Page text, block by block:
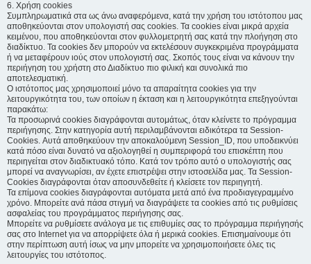
6. Χρήση cookies
Συμπληρωματικά στα ως άνω αναφερόμενα, κατά την χρήση του ιστότοπου μας
αποθηκεύονται στον υπολογιστή σας cookies. Τα cookies είναι μικρά αρχεία
κειμένου, που αποθηκεύονται στον φυλλομετρητή σας κατά την πλοήγηση στο
διαδίκτυο. Τα cookies δεν μπορούν να εκτελέσουν συγκεκριμένα προγράμματα
ή να μεταφέρουν ιούς στον υπολογιστή σας. Σκοπός τους είναι να κάνουν την
περιήγηση του χρήστη στο Διαδίκτυο πιο φιλική και συνολικά πιο
αποτελεσματική.
Ο ιστότοπος μας χρησιμοποιεί μόνο τα απαραίτητα cookies για την
λειτουργικότητα του, των οποίων η έκταση και η λειτουργικότητα επεξηγούνται
παρακάτω:
Τα προσωρινά cookies διαγράφονται αυτομάτως, όταν κλείνετε το πρόγραμμα
περιήγησης. Στην κατηγορία αυτή περιλαμβάνονται ειδικότερα τα Session-
Cookies. Αυτά αποθηκεύουν την αποκαλούμενη Session_ID, που υποδεικνύει
κατά πόσο είναι δυνατό να αξιολογηθεί η συμπεριφορά του επισκέπτη που
περιηγείται στον διαδικτυακό τόπο. Κατά τον τρόπο αυτό ο υπολογιστής σας
μπορεί να αναγνωρίσει, αν έχετε επιστρέψει στην ιστοσελίδα μας. Τα Session-
Cookies διαγράφονται όταν αποσυνδεθείτε ή κλείσετε τον περιηγητή.
Τα επίμονα cookies διαγράφονται αυτόματα μετά από ένα προδιαγεγραμμένο
χρόνο. Μπορείτε ανά πάσα στιγμή να διαγράψετε τα cookies από τις ρυθμίσεις
ασφαλείας του προγράμματος περιήγησης σας.
Μπορείτε να ρυθμίσετε ανάλογα με τις επιθυμίες σας το πρόγραμμα περιήγησής
σας στο Internet για να απορρίψετε όλα ή μερικά cookies. Επισημαίνουμε ότι
στην περίπτωση αυτή ίσως να μην μπορείτε να χρησιμοποιήσετε όλες τις
λειτουργίες του ιστότοπος.